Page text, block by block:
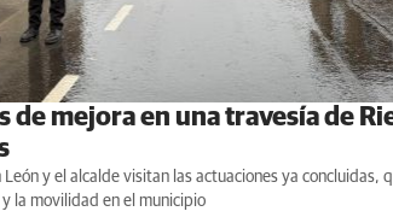
de mejora en una travesía de
y el alcalde visitan las actuaciones ya concluidas,
la movilidad en el municipio